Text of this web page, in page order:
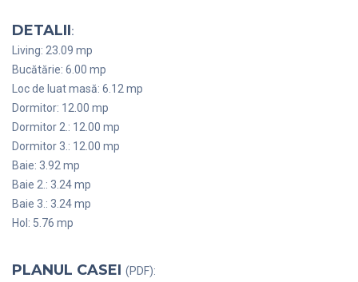
DETALII:
Living: 23.09 mp
Bucătărie: 6.00 mp
Loc de luat masă: 6.12 mp
Dormitor: 12.00 mp
Dormitor 2.: 12.00 mp
Dormitor 3.: 12.00 mp
Baie: 3.92 mp
Baie 2.: 3.24 mp
Baie 3.: 3.24 mp
Hol: 5.76 mp
PLANUL CASEI (PDF):